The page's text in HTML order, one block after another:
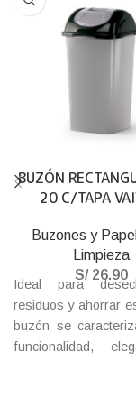
BUZÓN
20 C/TAPA
Buzones y
Limpieza
S/26.90
Ideal para
residuos y ahorrar
buzón se
funcionalidad,